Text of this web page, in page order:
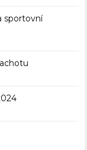
sportovní